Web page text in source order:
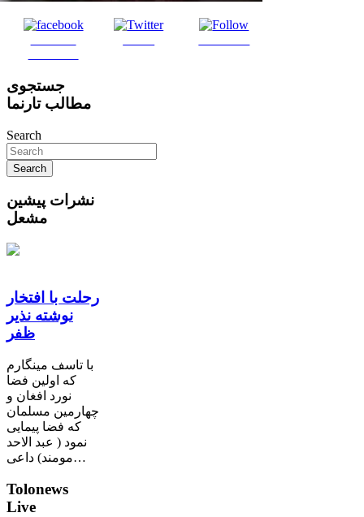
جستجوی
مطالب تارنما
Search
نشرات پیشین
مشعل
رحلت با افتخار
نوشته نذیر
ظفر
با تاسف مینگارم
که اولین فضا
نورد افغان و
چهارمین مسلمان
که فضا پیمایی
نمود ( عبد الاحد
مومند) داعی…
Tolonews
Live